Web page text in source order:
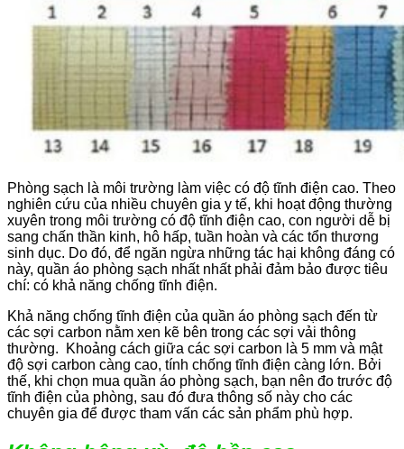
Phòng sạch là môi trường làm việc có độ tĩnh điện cao. Theo
nghiên cứu của nhiều chuyên gia y tế, khi hoạt động thường
xuyên trong môi trường có độ tĩnh điện cao, con người dễ bị
sang chấn thần kinh, hô hấp, tuần hoàn và các tổn thương
sinh dục. Do đó, để ngăn ngừa những tác hại không đáng có
này, quần áo phòng sạch nhất nhất phải đảm bảo được tiêu
chí: có khả năng chống tĩnh điện.
Khả năng chống tĩnh điện của quần áo phòng sạch đến từ
các sợi carbon nằm xen kẽ bên trong các sợi vải thông
thường. Khoảng cách giữa các sợi carbon là 5 mm và mật
độ sợi carbon càng cao, tính chống tĩnh điện càng lớn. Bởi
thế, khi chọn mua quần áo phòng sạch, bạn nên đo trước độ
tĩnh điện của phòng, sau đó đưa thông số này cho các
chuyên gia để được tham vấn các sản phẩm phù hợp.